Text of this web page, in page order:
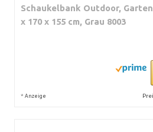
Schaukelbank Outdoor,
x 170 x 155 cm, Grau 8003
* Anzeige